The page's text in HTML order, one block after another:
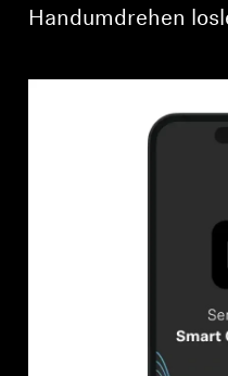
Handumdrehen